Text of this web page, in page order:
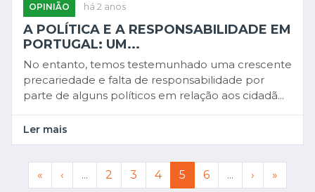
OPINIÃO há 2 anos
A POLÍTICA E A RESPONSABILIDADE EM
PORTUGAL: UM...
No entanto, temos testemunhado uma crescente
precariedade e falta de responsabilidade por
parte de alguns políticos em relação aos cidadã...
Ler mais
« ‹ ... 2 3 4 5 6 ... › »